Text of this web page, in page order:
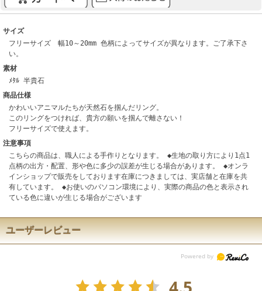
サイズ
フリーサイズ 幅10～20mm 色柄によってサイズが異なります。ご了承下さ
い。
素材
ﾒﾀﾙ 半貴石
商品仕様
かわいいアニマルたちが天然石を掴んだリング。
このリングをつければ、貴方の願いを掴んで離さない！
フリーサイズで使えます。
注意事項
こちらの商品は、職人による手作りとなります。 ◆生地の取り方により1点1
点柄の出方・配置、形や色に多少の誤差が生じる場合があります。 ◆オンラ
インショップで販売をしております在庫につきましては、実店舗と在庫を共
有しています。 ◆お使いのパソコン環境により、実際の商品の色と表示され
ている色に違いが生じる場合がございます
ユーザーレビュー